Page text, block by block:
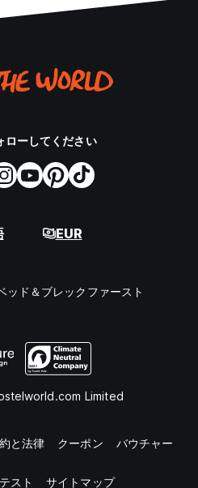
ローしてください
EUR
ッド＆ブレックファースト
Limited
と法律 クーポン バウチャー
スト サイトマップ